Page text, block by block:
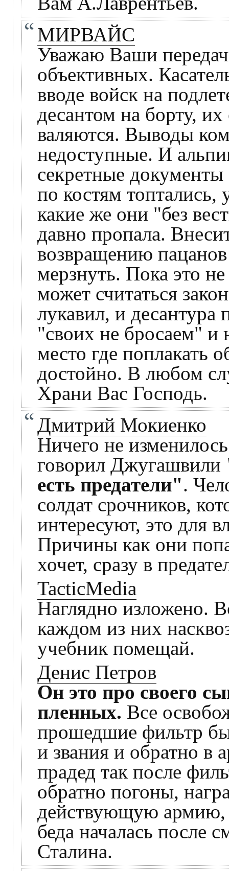
МИРВАЙС
Уважаю Ваши
объективных.
вводе войск на
десантом на борту,
валяются. Выводы
недоступные. И
секретные
по костям
какие же они "без
давно пропала.
возвращению
мерзнуть. Пока это
может считаться
лукавил, и десантура
"своих не бросаем" и
место где поплакать
достойно. В любом
Храни Вас Господь.
Дмитрий Мокиенко
Ничего не
говорил Джугашвили
есть предатели".
солдат срочников,
интересуют, это для
Причины как они
хочет, сразу в
TacticMedia
Наглядно изложено.
каждом из них
учебник помещай.
Денис Петров
Он это про своего
пленных. Все
прошедшие фильтр
и звания и обратно в
прадед так после
обратно погоны,
действующую армию,
беда началась после
Сталина.